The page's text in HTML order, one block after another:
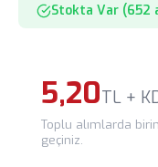
Stokta Var (652
5,20TL +
Toplu alımlarda
geçiniz.